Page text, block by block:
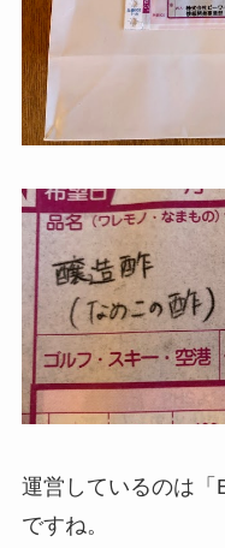
運営しているのは
ですね。